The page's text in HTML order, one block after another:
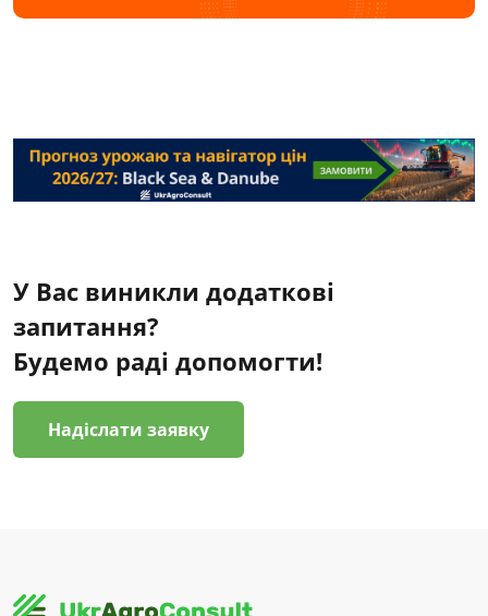
У Вас виникли додаткові
запитання?
Будемо раді допомогти!
Надіслати заявку